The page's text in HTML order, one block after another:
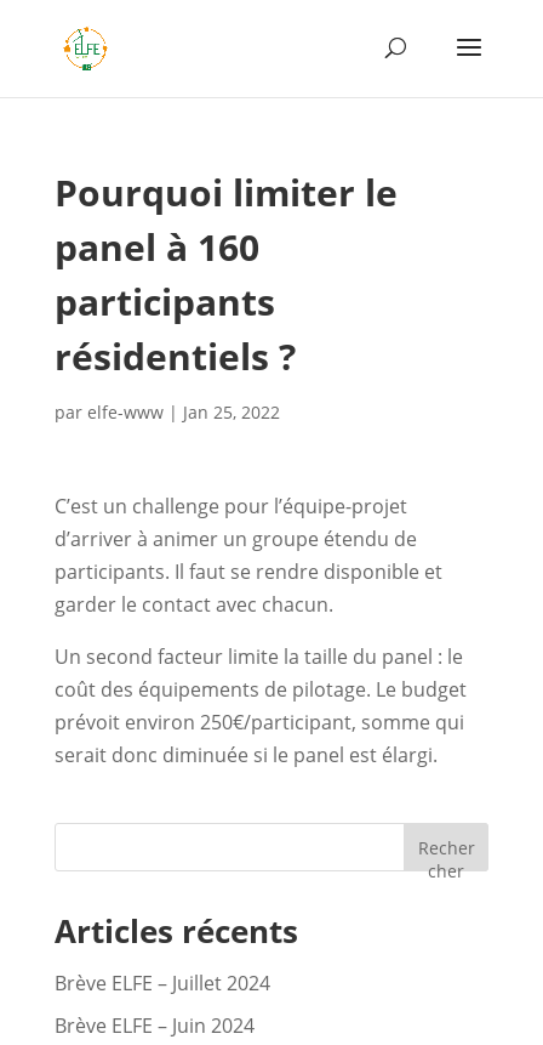
Pourquoi limiter le
panel à 160
participants
résidentiels ?
par elfe-www| Jan 25, 2022
C’est un challenge pour l’équipe-projet
d’arriver à animer un groupe étendu de
participants. Il faut se rendre disponible et
garder le contact avec chacun.
Un second facteur limite la taille du panel : le
coût des équipements de pilotage. Le budget
prévoit environ 250€/participant, somme qui
serait donc diminuée si le panel est élargi.
Recher
cher
Articles récents
Brève ELFE – Juillet 2024
Brève ELFE – Juin 2024